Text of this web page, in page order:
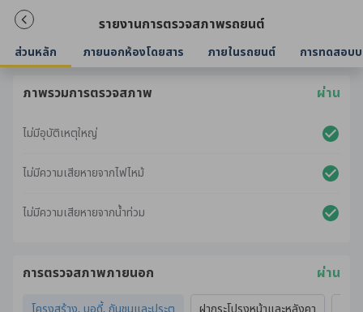
รายงานการตรวจสภาพรถยนต์
ส่วนหลัก ภายนอกห้องโดยสาร ภายในรถยนต์ การทดสอบ
ภาพรวมการตรวจสภาพ ผ่าน
ไม่มีอุบัติเหตุใหญ่
ไม่มีความเสียหายจากไฟไหม้
ไม่มีความเสียหายจากน้ำท่วม
การตรวจสภาพภายนอก ผ่าน